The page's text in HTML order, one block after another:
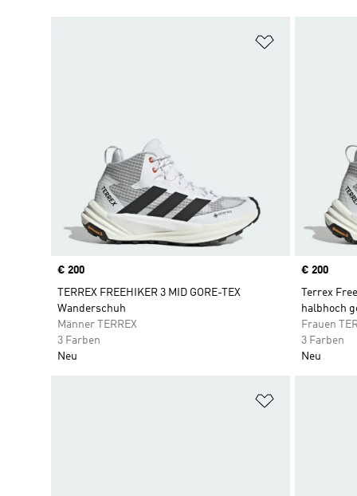
Price
€ 200
TERREX FREEHIKER 3 MID GORE-TEX
Wanderschuh
Männer TERREX
3 Farben
Neu
Price
€ 200
Terrex
halbhoch
Frauen
3 Farben
Neu